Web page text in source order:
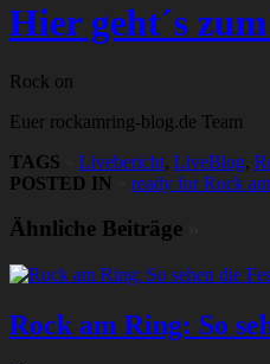
Hier geht´s
Rock on
Euer rockamring-blog.de Team
TAGS
Livebericht, LiveBlog,
POSTED IN
ready for Rock
Ähnliche Beiträge
Rock am Ring: So